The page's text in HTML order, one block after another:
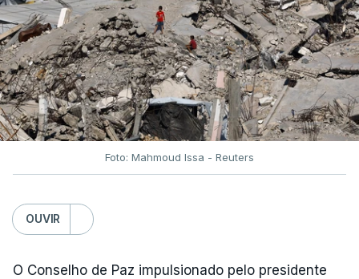
Foto: Mahmoud Issa - Reuters
OUVIR
O Conselho de Paz impulsionado pelo presidente